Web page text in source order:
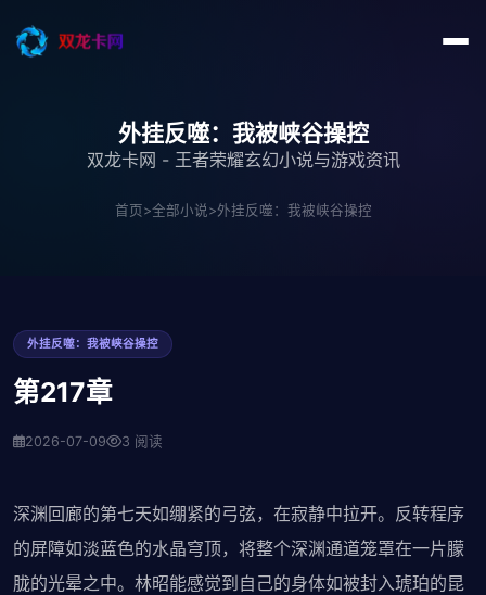
外挂反噬：我被峡谷操控
双龙卡网 - 王者荣耀玄幻小说与游戏资讯
首页>全部小说>外挂反噬：我被峡谷操控
外挂反噬：我被峡谷操控
第217章
2026-07-09 3 阅读
深渊回廊的第七天如绷紧的弓弦，在寂静中拉开。反转程序
的屏障如淡蓝色的水晶穹顶，将整个深渊通道笼罩在一片朦
胧的光晕之中。林昭能感觉到自己的身体如被封入琥珀的昆